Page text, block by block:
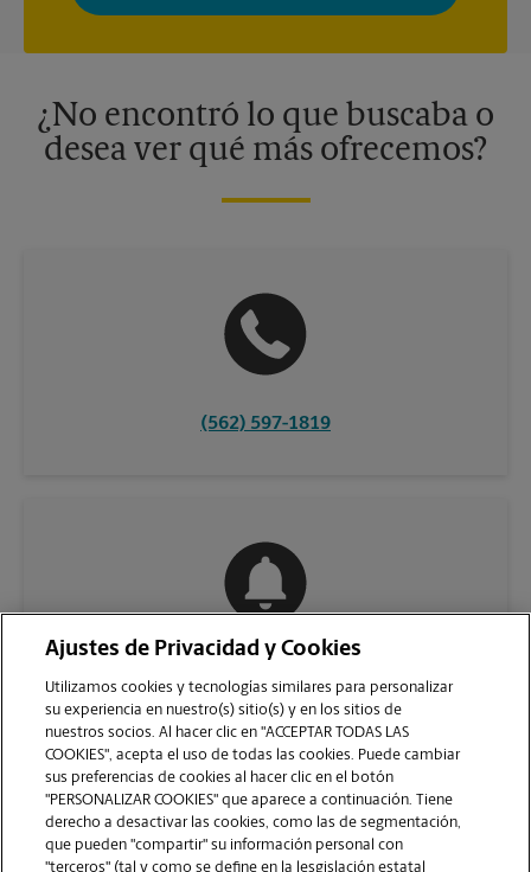
momento. Para más información, consulte nuestra política de
¿No encontró lo que buscaba o
desea ver qué más ofrecemos?
(562) 597-1819
Ajustes de Privacidad y Cookies
Utilizamos cookies y tecnologías similares para personalizar
su experiencia en nuestro(s) sitio(s) y en los sitios de
nuestros socios. Al hacer clic en "ACCEPTAR TODAS LAS
COOKIES", acepta el uso de todas las cookies. Puede cambiar
sus preferencias de cookies al hacer clic en el botón
"PERSONALIZAR COOKIES" que aparece a continuación. Tiene
derecho a desactivar las cookies, como las de segmentación,
que pueden "compartir" su información personal con
"terceros" (tal y como se define en la lesgislación estatal